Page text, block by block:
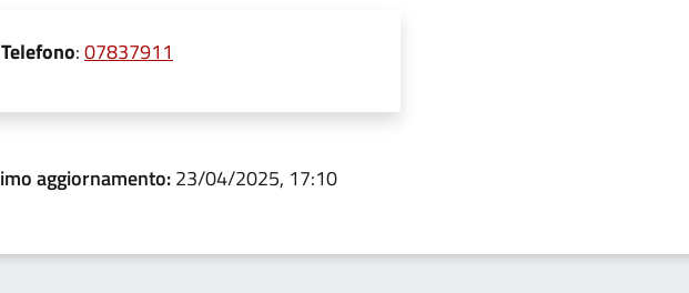
Telefono:07837911
aggiornamento:23/04/2025, 17:10